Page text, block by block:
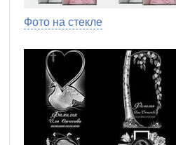
Фото на стекле